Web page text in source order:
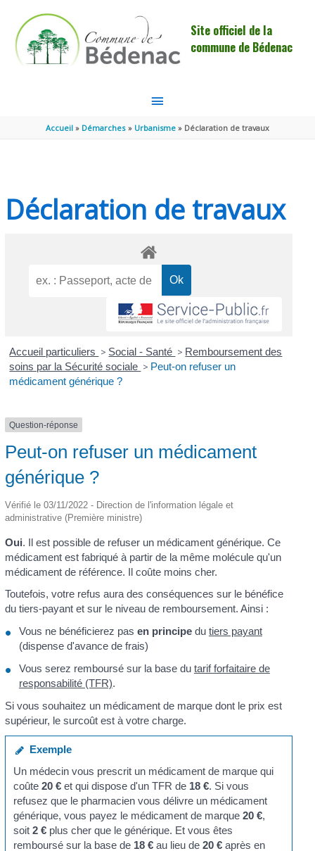
Site officiel de la
commune de Bédenac
MENU
PRINCIPAL
Accueil Démarches Urbanisme Déclaration de travaux
Déclaration de travaux
Accueil particuliers > Social - Santé > Remboursement des
soins par la Sécurité sociale > Peut-on refuser un
médicament générique ?
Question-réponse
Peut-on refuser un médicament
générique ?
Vérifié le 03/11/2022 - Direction de l'information légale et
administrative (Première ministre)
Oui. Il est possible de refuser un médicament générique. Ce
médicament est fabriqué à partir de la même molécule qu'un
médicament de référence. Il coûte moins cher.
Toutefois, votre refus aura des conséquences sur le bénéfice
du tiers-payant et sur le niveau de remboursement. Ainsi :
Vous ne bénéficierez pas en principedu tiers payant
(dispense d'avance de frais)
Vous serez remboursé sur la base du tarif forfaitaire de
responsabilité (TFR).
Si vous souhaitez un médicament de marque dont le prix est
supérieur, le surcoût est à votre charge.
Exemple
Un médecin vous prescrit un médicament de marque qui
coûte20 € et qui dispose d'un TFR de 18 €. Si vous
refusez que le pharmacien vous délivre un médicament
générique, vous payez le médicament de marque20 €,
soit2 € plus cher que le générique. Et vous êtes
remboursé sur la base de 18 € au lieu de20 € après en